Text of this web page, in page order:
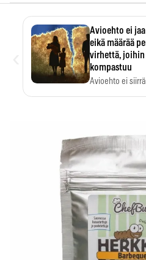
Avioehto ei
eikä määrää
virhettä, joihin
kompastuu
Avioehto ei